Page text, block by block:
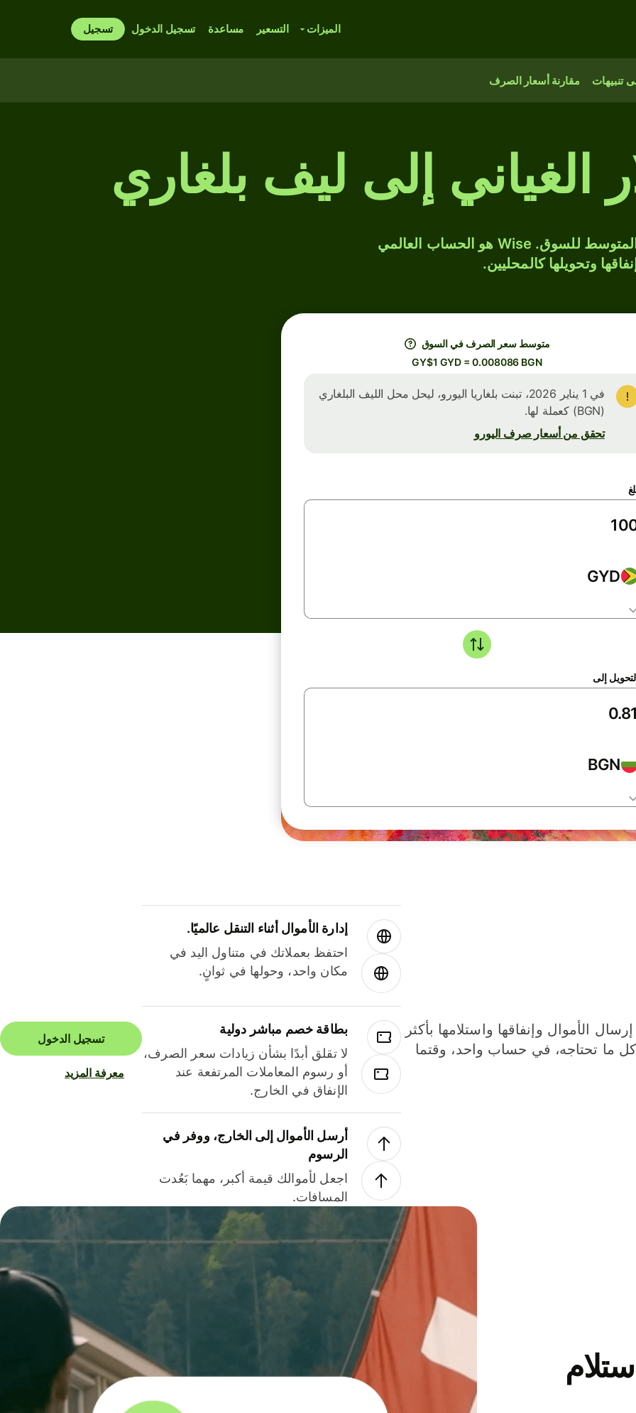
الميزات التسعير مساعدة تسجيل الدخول تسجيل
تنبيهات مقارنة أسعار الصرف
حوّل GYD إلى BGN بسعر الصرف المتوسط للسوق. Wise هو الحساب العالمي
وتحويلها كالمحليين.
متوسط ​​سعر الصرف في السوق
GY$1 GYD = 0.008086 BGN
في 1 يناير 2026، تبنت بلغاريا اليورو، ليحل محل الليف البلغاري
(BGN) كعملة لها.
تحقق من أسعار صرف اليورو
GYD
إلى
BGN
الأموال وإنفاقها واستلامها بأكثر
كل ما تحتاجه، في حساب واحد، وقتما
إدارة الأموال أثناء التنقل عالميًا.
احتفظ بعملاتك في متناول اليد في
مكان واحد، وحولها في ثوانٍ.
بطاقة خصم مباشر دولية
لا تقلق أبدًا بشأن زيادات سعر الصرف،
أو رسوم المعاملات المرتفعة عند
الإنفاق في الخارج.
أرسل الأموال إلى الخارج، ووفر في
الرسوم
اجعل لأموالك قيمة أكبر، مهما بَعُدت
المسافات.
تسجيل الدخول
معرفة المزيد